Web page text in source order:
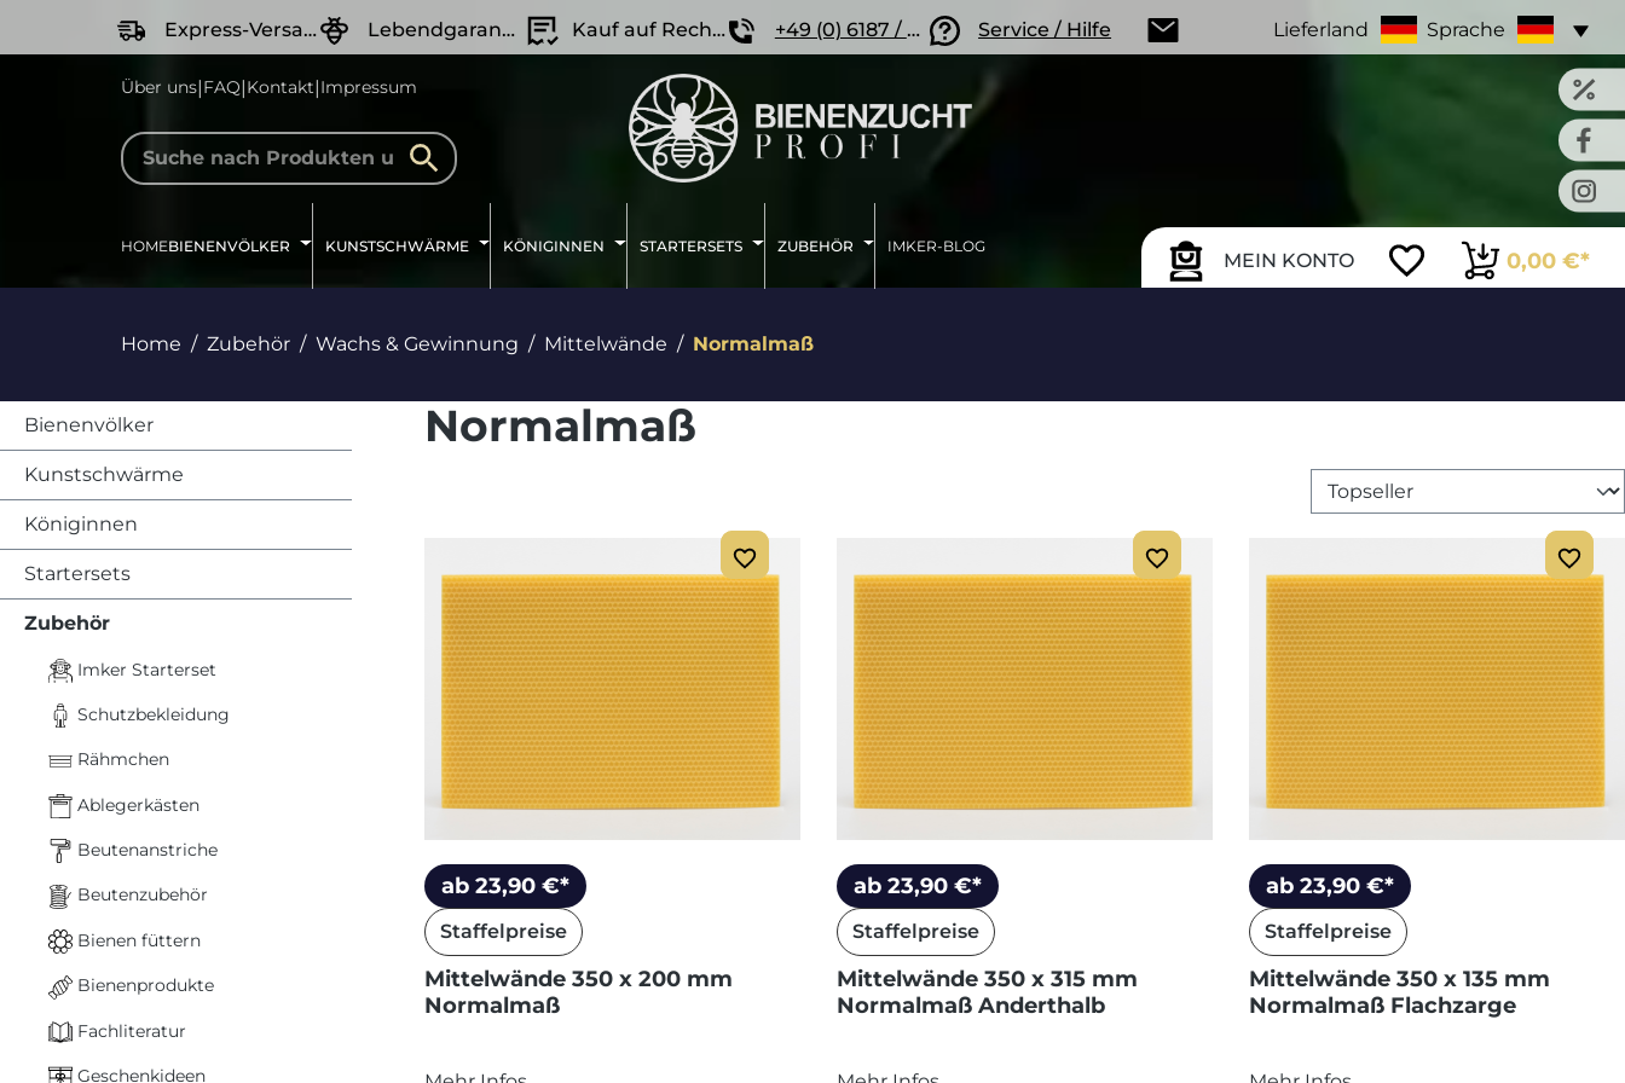
Zur Hauptnavigation springen
Express-Versand Lebendgarantie Kauf auf Rechnung +49 (0) 6187 / 207 57 86 Service / Hilfe Lieferland Sprache
Über uns|FAQ|Kontakt|Impressum
MEIN KONTO 0,00 €*
HOMEBIENENVÖLKER KUNSTSCHWÄRME KÖNIGINNEN STARTERSETS ZUBEHÖR IMKER-BLOG
Home Zubehör Wachs & Gewinnung Mittelwände Normalmaß
Bienenvölker
Kunstschwärme
Königinnen
Startersets
Zubehör
Imker Starterset
Schutzbekleidung
Rähmchen
Ablegerkästen
Beutenanstriche
Beutenzubehör
Bienen füttern
Bienenprodukte
Fachliteratur
Geschenkideen
Normalmaß
ab 23,90 €*
Staffelpreise
Mittelwände 350 x 200 mm
Normalmaß
ab 23,90 €*
Staffelpreise
Mittelwände 350 x 315 mm
Normalmaß Anderthalb
ab 23,90 €*
Staffelpreise
Mittelwände 350 x 135 mm
Normalmaß Flachzarge